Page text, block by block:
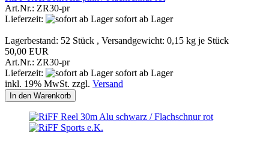
Art.Nr.: ZR30-pr
Lieferzeit:
sofort ab Lager
Lagerbestand: 52 Stück , Versandgewicht: 0,15 kg je Stück
50,00 EUR
Art.Nr.: ZR30-pr
Lieferzeit:
sofort ab Lager
inkl. 19% MwSt. zzgl. Versand
In den Warenkorb